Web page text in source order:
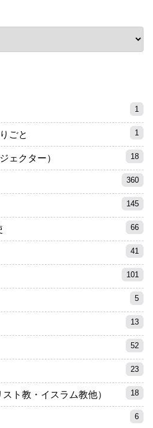
1
ごと 1
ェクター） 18
360
145
66
41
101
5
13
52
23
ト教・イスラム教他） 18
6